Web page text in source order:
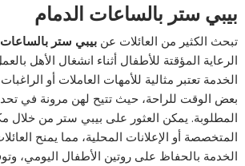
بيبي ستر بالساعات الدمام
تبحث الكثير من العائلات عنبيبي ستر
الرعاية المؤقتة للأطفال أثناء انشغال الأهل
الخدمة تعتبر مثالية للأمهات العاملات أو
بعض الوقت للراحة، حيث تتيح لهن مرونة في
المطلوبة. يمكن العثور على بيبي ستر من خلال
المتخصصة أو الإعلانات المحلية، مما يمنح
الخدمة بالحفاظ على روتين الأطفال اليومي،